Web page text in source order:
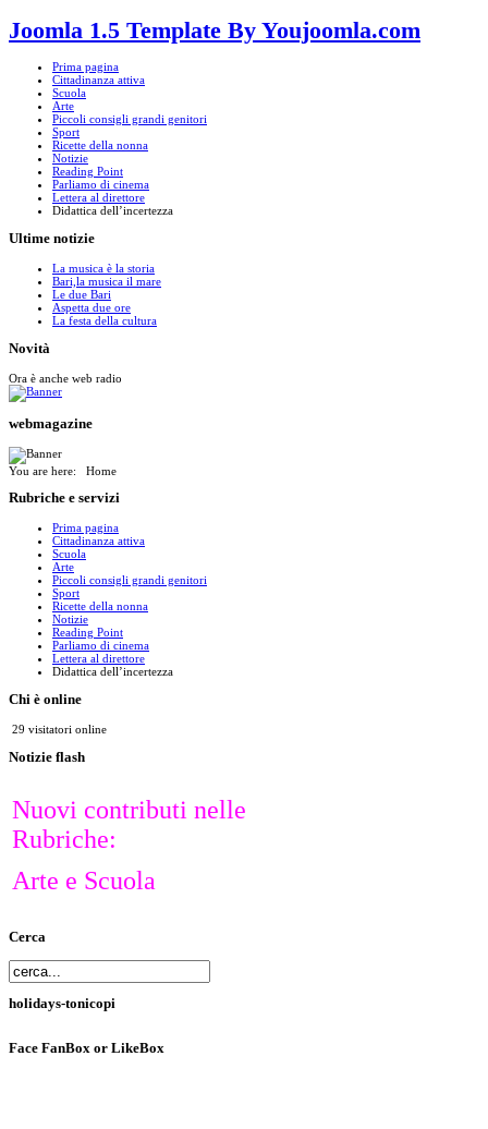
Joomla 1.5 Template By Youjoomla.com
Prima pagina
Cittadinanza attiva
Scuola
Arte
Piccoli consigli grandi genitori
Sport
Ricette della nonna
Notizie
Reading Point
Parliamo di cinema
Lettera al direttore
Didattica dell’incertezza
Ultime notizie
La musica è la storia
Bari,la musica il mare
Le due Bari
Aspetta due ore
La festa della cultura
Novità
Ora è anche web radio
webmagazine
You are here: Home
Rubriche e servizi
Prima pagina
Cittadinanza attiva
Scuola
Arte
Piccoli consigli grandi genitori
Sport
Ricette della nonna
Notizie
Reading Point
Parliamo di cinema
Lettera al direttore
Didattica dell’incertezza
Chi è online
29 visitatori online
Notizie flash
Nuovi contributi nelle
Rubriche:
Arte e Scuola
Cerca
holidays-tonicopi
Face FanBox or LikeBox